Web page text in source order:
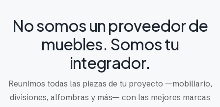
No somos un proveedor de
muebles. Somos tu
integrador.
Reunimos todas las piezas de tu proyecto —mobiliario,
divisiones, alfombras y más— con las mejores marcas